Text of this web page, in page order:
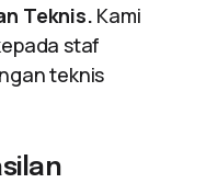
Teknis. Kami
staf
teknis